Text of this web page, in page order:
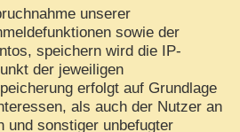
unserer
sowie der
speichern wird die IP-
der jeweiligen
erfolgt auf Grundlage
als auch der Nutzer an
und sonstiger unbefugter